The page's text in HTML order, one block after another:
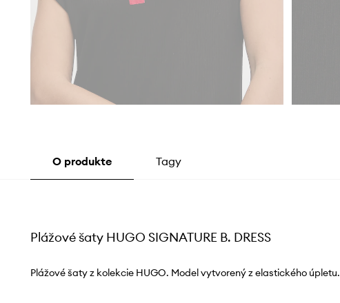
O produkte Tagy
Plážové šaty HUGO SIGNATURE B. DRESS
Plážové šaty z kolekcie HUGO. Model vytvorený z elastického úpletu.